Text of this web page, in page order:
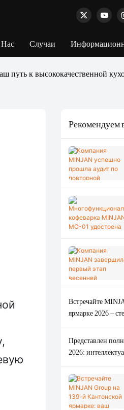
Случаи
к высококачественной
Рекомендуем
Встречайте
ярмарке 2026 –
Представлен
2026:
кофе и молока, а
оригинальной